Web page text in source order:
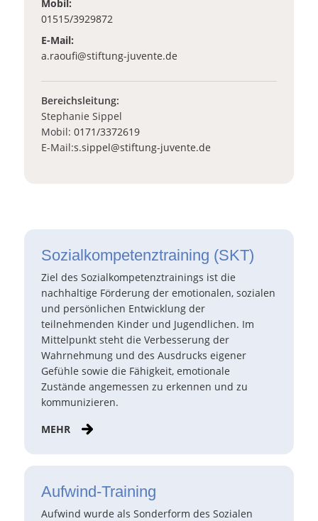
Mobil:
01515/3929872
E-Mail:
a.raoufi
_at_
stiftung-juvente.de
Bereichsleitung:
Stephanie Sippel
Mobil: 0171/3372619
E-Mail:s.sippel _at_
stiftung-juvente.de
Sozialkompetenztraining (SKT)
Ziel des Sozialkompetenztrainings ist die
nachhaltige Förderung der emotionalen, sozialen
und persönlichen Entwicklung der
teilnehmenden Kinder und Jugendlichen. Im
Mittelpunkt steht die Verbesserung der
Wahrnehmung und des Ausdrucks eigener
Gefühle sowie die Fähigkeit, emotionale
Zustände angemessen zu erkennen und zu
kommunizieren.
MEHR
Aufwind-Training
Aufwind wurde als Sonderform des Sozialen